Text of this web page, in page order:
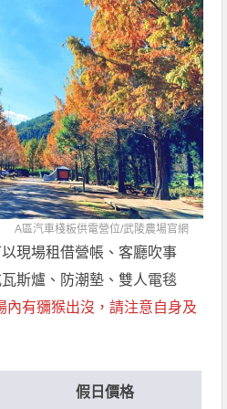
A區汽車棧板供電營位/武陵農場官網
現場租借營帳、客廳吹事
斯爐、防潮墊、雙人電毯
內有獼猴出沒，請注意自身及
假日價格